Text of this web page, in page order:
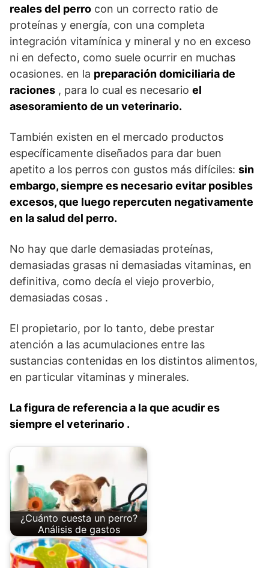
reales del perro con un correcto ratio de
proteínas y energía, con una completa
integración vitamínica y mineral y no en exceso
ni en defecto, como suele ocurrir en muchas
ocasiones. en la preparación domiciliaria de
raciones , para lo cual es necesario el
asesoramiento de un veterinario.
También existen en el mercado productos
específicamente diseñados para dar buen
apetito a los perros con gustos más difíciles: sin
embargo, siempre es necesario evitar posibles
excesos, que luego repercuten negativamente
en la salud del perro.
No hay que darle demasiadas proteínas,
demasiadas grasas ni demasiadas vitaminas, en
definitiva, como decía el viejo proverbio,
demasiadas cosas .
El propietario, por lo tanto, debe prestar
atención a las acumulaciones entre las
sustancias contenidas en los distintos alimentos,
en particular vitaminas y minerales.
La figura de referencia a la que acudir es
siempre el veterinario .
¿Cuánto cuesta un perro?
Análisis de gastos